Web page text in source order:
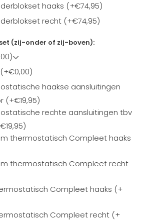
haaks (+€74,95)
recht (+€74,95)
(zij-onder of zij-boven):
haakse aansluitingen
(+€19,95)
rechte aansluitingen tbv
thermostatisch Compleet haaks
thermostatisch Compleet recht
Compleet haaks (+
Compleet recht (+